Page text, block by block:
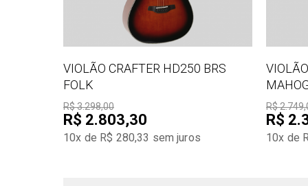
VIOLÃO CRAFTER HD250 BRS
FOLK
R$ 3.298,00
R$ 2.803,30
10x de R$ 280,33 sem juros
R$
R$
10x de